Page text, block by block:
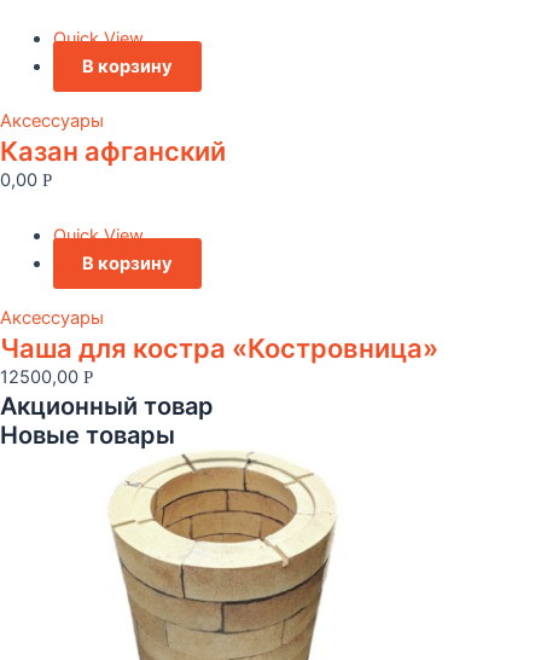
Quick View
В корзину
Аксессуары
Казан афганский
0,00 Р
Quick View
В корзину
Аксессуары
Чаша для костра «Костровница»
12500,00 Р
Акционный товар
Новые товары